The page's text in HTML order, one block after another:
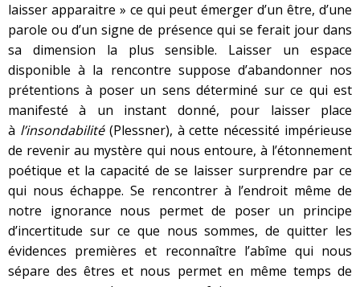
laisser apparaitre » ce qui peut émerger d’un être, d’une
parole ou d’un signe de présence qui se ferait jour dans
sa dimension la plus sensible. Laisser un espace
disponible à la rencontre suppose d’abandonner nos
prétentions à poser un sens déterminé sur ce qui est
manifesté à un instant donné, pour laisser place
à l’insondabilité(Plessner), à cette nécessité impérieuse
de revenir au mystère qui nous entoure, à l’étonnement
poétique et la capacité de se laisser surprendre par ce
qui nous échappe. Se rencontrer à l’endroit même de
notre ignorance nous permet de poser un principe
d’incertitude sur ce que nous sommes, de quitter les
évidences premières et reconnaître l’abîme qui nous
sépare des êtres et nous permet en même temps de